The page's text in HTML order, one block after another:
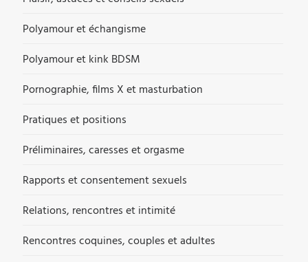
Polyamour et échangisme
Polyamour et kink BDSM
Pornographie, films X et masturbation
Pratiques et positions
Préliminaires, caresses et orgasme
Rapports et consentement sexuels
Relations, rencontres et intimité
Rencontres coquines, couples et adultes